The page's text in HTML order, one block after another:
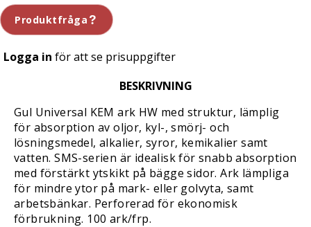
Produktfråga
Logga in för att se prisuppgifter
BESKRIVNING
Gul Universal KEM ark HW med struktur, lämplig
för absorption av oljor, kyl-, smörj- och
lösningsmedel, alkalier, syror, kemikalier samt
vatten. SMS-serien är idealisk för snabb absorption
med förstärkt ytskikt på bägge sidor. Ark lämpliga
för mindre ytor på mark- eller golvyta, samt
arbetsbänkar. Perforerad för ekonomisk
förbrukning. 100 ark/frp.